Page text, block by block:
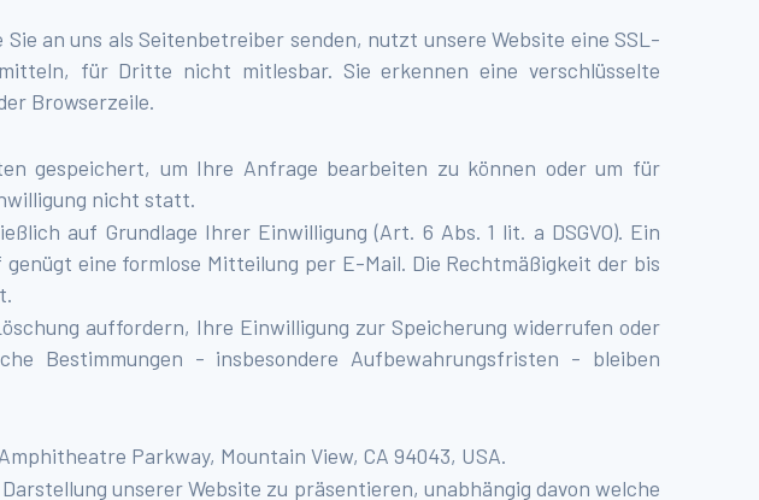
an uns als Seitenbetreiber senden, nutzt unsere Website eine SSL-
für Dritte nicht mitlesbar. Sie erkennen eine verschlüsselte
Browserzeile.
gespeichert, um Ihre Anfrage bearbeiten zu können oder um für
nicht statt.
auf Grundlage Ihrer Einwilligung (Art. 6 Abs. 1 lit. a DSGVO). Ein
eine formlose Mitteilung per E-Mail. Die Rechtmäßigkeit der bis
auffordern, Ihre Einwilligung zur Speicherung widerrufen oder
Bestimmungen - insbesondere Aufbewahrungsfristen - bleiben
Parkway, Mountain View, CA 94043, USA.
unserer Website zu präsentieren, unabhängig davon welche